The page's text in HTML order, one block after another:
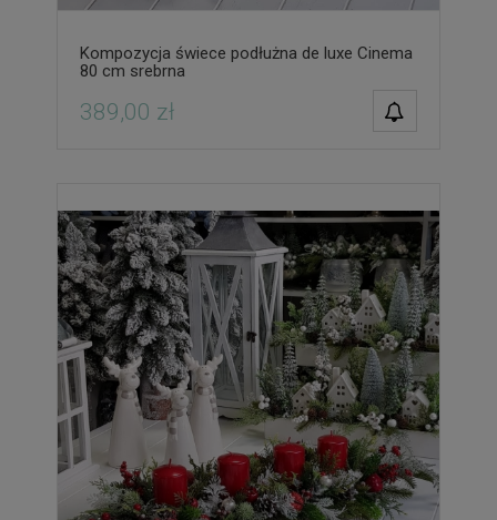
Kompozycja świece podłużna de luxe Cinema
80 cm srebrna
389,00 zł